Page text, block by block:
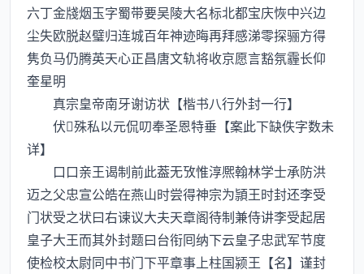
六丁金牋烟玉字蜀带要吴陵大名标北都宝庆恢中兴边
尘失欧脱赵璧归连城百年神迹晦再拜感涕零探骊方得
隽负马仍腾英天心正昌唐文轨将收京愿言豁氛霾长仰
奎星明
真宗皇帝南牙谢访状【楷书八行外封一行】
伏殊私以元侃叨奉圣恩特垂【案此下缺佚字数未
详】
口口亲王谒制前此葢无攷惟淳熈翰林学士承防洪
迈之父忠宣公皓在燕山时尝得神宗为頴王时封还李受
门状受之状曰右谏议大夫天章阁待制兼侍讲李受起居
皇子大王而其外封题曰台衔囘纳下云皇子忠武军节度
使检校太尉同中书门下平章事上柱国颍王【名】谨封